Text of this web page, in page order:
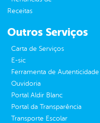
Receitas
Outros Serviços
Carta de Serviços
E-sic
Ferramenta de Autenticidade
Ouvidoria
Portal Aldir Blanc
Portal da Transparência
Transporte Escolar